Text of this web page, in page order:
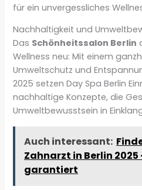
für ein unvergessliches
Nachhaltigkeit und
Das Schönheitssalon Berlin
Wellness neu: Mit einem
Umweltschutz und
2025 setzen Day Spa Berlin
nachhaltige Konzepte, die
Umweltbewusstsein in
Auch interessant:
Zahnarzt in Berlin
garantiert